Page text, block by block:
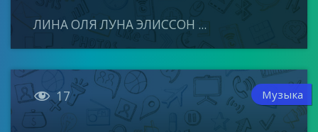
ЛИНА ОЛЯ ЛУНА ЭЛИССОН ...
 17 Музыка